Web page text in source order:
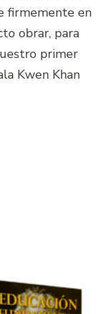
firmemente en
obrar, para
primer
Kwen Khan